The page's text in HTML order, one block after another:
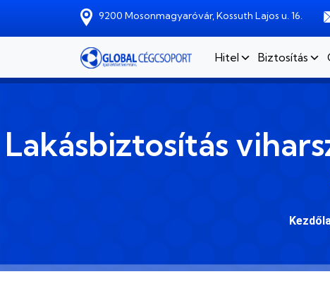
Skip to main content9200 Mosonmagyaróvár, Kossuth Lajos u. 16.
Hitel Biztosítás
Lakásbiztosítás